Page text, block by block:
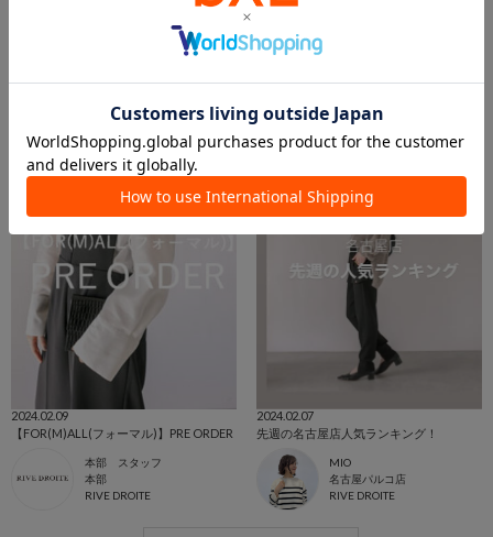
【札幌店】人気ランキングTOP10！
2024.02.09
2024.02.09
【FOR(M)ALL(フォーマル)】PRE ORDER
本部 スタッフ
本部
RIVE DROITE
2024.02.07
先週の名古屋店人気ランキング！
MIO
名古屋パルコ店
RIVE DROITE